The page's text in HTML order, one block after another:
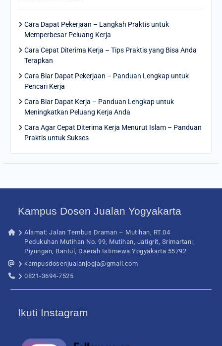
Cara Dapat Pekerjaan – Langkah Praktis untuk
Memperbesar Peluang Kerja
Cara Cepat Diterima Kerja – Tips Praktis yang Bisa Anda
Terapkan
Cara Biar Dapat Pekerjaan – Panduan Lengkap untuk
Pencari Kerja
Cara Biar Dapat Kerja – Panduan Lengkap untuk
Meningkatkan Peluang Kerja Anda
Cara Agar Cepat Diterima Kerja Menurut Islam – Panduan
Praktis untuk Sukses
Kampus Dosen Jualan Yogyakarta
Alamat: Jalan Tembus Draman – Mutihan, RT.04
Pedukuhan Mutihan No. 99, Mutihan, Jatigrit, Srimartani,
Piyungan, Bantul, Daerah Istimewa Yogyakarta 55792
kampusdosenjualanjogja@gmail.com
0821-3694-7525
Ikuti Instagram